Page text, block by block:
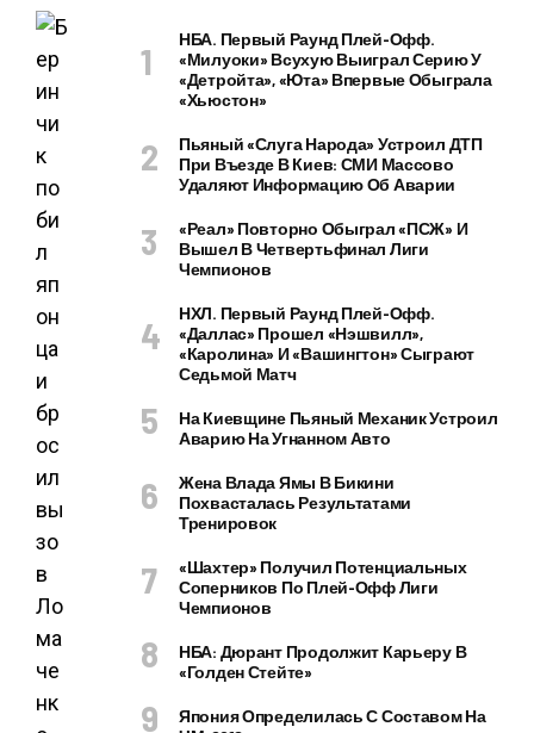
НБА. Первый Раунд Плей-Офф.
«Милуоки» Всухую Выиграл Серию У
«Детройта», «Юта» Впервые Обыграла
«Хьюстон»
Пьяный «слуга Народа» Устроил ДТП
При Въезде В Киев: СМИ Массово
Удаляют Информацию Об Аварии
«Реал» Повторно Обыграл «ПСЖ» И
Вышел В Четвертьфинал Лиги
Чемпионов
НХЛ. Первый Раунд Плей-Офф.
«Даллас» Прошел «Нэшвилл»,
«Каролина» И «Вашингтон» Сыграют
Седьмой Матч
На Киевщине Пьяный Механик Устроил
Аварию На Угнанном Авто
Жена Влада Ямы В Бикини
Похвасталась Результатами
Тренировок
«Шахтер» Получил Потенциальных
Соперников По Плей-Офф Лиги
Чемпионов
НБА: Дюрант Продолжит Карьеру В
«Голден Стейте»
Япония Определилась С Составом На